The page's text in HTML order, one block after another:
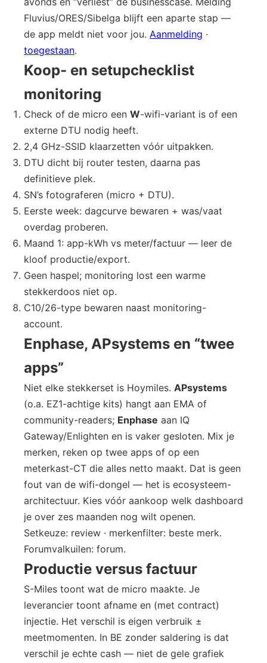
Fluvius/ORES/Sibelga blijft een aparte stap —
de app meldt niet voor jou. Aanmelding ·
toegestaan.
Koop- en setupchecklist
monitoring
Check of de micro een W-wifi-variant is of een
externe DTU nodig heeft.
2,4 GHz-SSID klaarzetten vóór uitpakken.
DTU dicht bij router testen, daarna pas
definitieve plek.
SN’s fotograferen (micro + DTU).
Eerste week: dagcurve bewaren + was/vaat
overdag proberen.
Maand 1: app-kWh vs meter/factuur — leer de
kloof productie/export.
Geen haspel; monitoring lost een warme
stekkerdoos niet op.
C10/26-type bewaren naast monitoring-
account.
Enphase, APsystems en “twee
apps”
Niet elke stekkerset is Hoymiles. APsystems
(o.a. EZ1-achtige kits) hangt aan EMA of
community-readers; Enphase aan IQ
Gateway/Enlighten en is vaker gesloten. Mix je
merken, reken op twee apps of op een
meterkast-CT die alles netto maakt. Dat is geen
fout van de wifi-dongel — het is ecosysteem-
architectuur. Kies vóór aankoop welk dashboard
je over zes maanden nog wilt openen.
Setkeuze: review · merkenfilter: beste merk.
Forumvalkuilen: forum.
Productie versus factuur
S-Miles toont wat de micro maakte. Je
leverancier toont afname en (met contract)
injectie. Het verschil is eigen verbruik ±
meetmomenten. In BE zonder saldering is dat
verschil je echte cash — niet de gele grafiek